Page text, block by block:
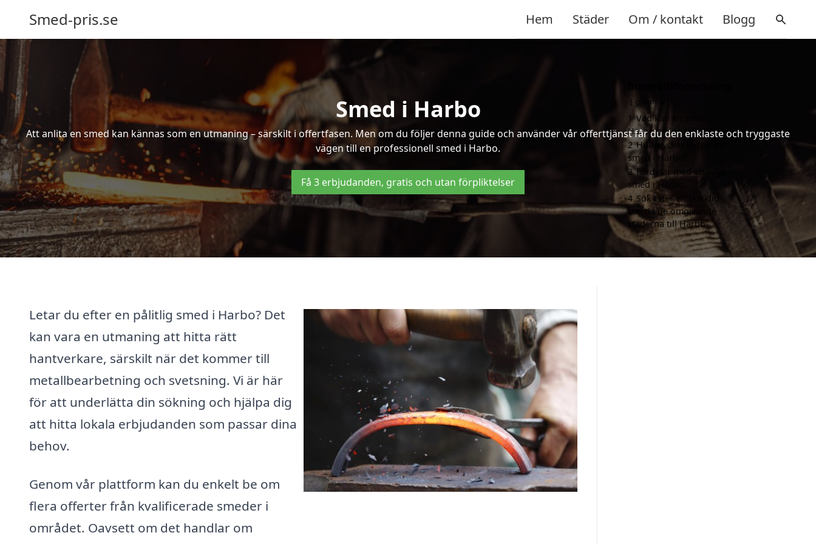
Smed-pris.se Hem Städer Om / kontakt Blogg
Smed i Harbo
Att anlita en smed kan kännas som en utmaning – särskilt i offertfasen. Men om du följer denna guide och använder vår offerttjänst får du den enklaste och tryggaste
vägen till en professionell smed i Harbo.
Få 3 erbjudanden, gratis och utan förpliktelser
Letar du efter en pålitlig smed i Harbo? Det
kan vara en utmaning att hitta rätt
hantverkare, särskilt när det kommer till
metallbearbetning och svetsning. Vi är här
för att underlätta din sökning och hjälpa dig
att hitta lokala erbjudanden som passar dina
behov.
Genom vår plattform kan du enkelt be om
flera offerter från kvalificerade smeder i
området. Oavsett om det handlar om
gömma
1 Vad kan en smed i
Harbo hjälpa till med?
2 Hur mycket kostar en
smed i Harbo?
3 Fördelar med att välja
smed i Harbo
4 Sök efter en skicklig
smed i de omgivande
städerna till Harbo